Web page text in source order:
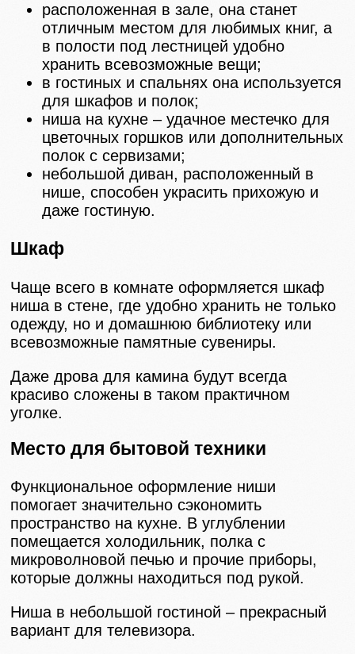
расположенная в зале, она станет
отличным местом для любимых книг, а
в полости под лестницей удобно
хранить всевозможные вещи;
в гостиных и спальнях она используется
для шкафов и полок;
ниша на кухне – удачное местечко для
цветочных горшков или дополнительных
полок с сервизами;
небольшой диван, расположенный в
нише, способен украсить прихожую и
даже гостиную.
Шкаф
Чаще всего в комнате оформляется шкаф
ниша в стене, где удобно хранить не только
одежду, но и домашнюю библиотеку или
всевозможные памятные сувениры.
Даже дрова для камина будут всегда
красиво сложены в таком практичном
уголке.
Место для бытовой техники
Функциональное оформление ниши
помогает значительно сэкономить
пространство на кухне. В углублении
помещается холодильник, полка с
микроволновой печью и прочие приборы,
которые должны находиться под рукой.
Ниша в небольшой гостиной – прекрасный
вариант для телевизора.